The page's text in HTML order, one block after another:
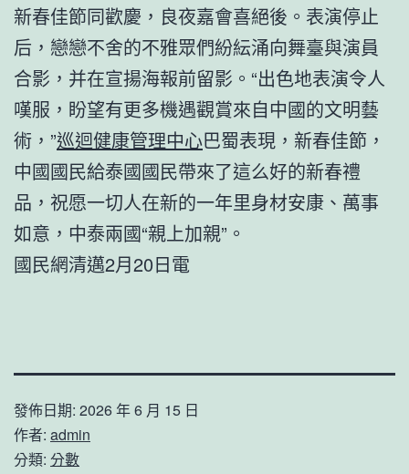
新春佳節同歡慶，良夜嘉會喜絕後。表演停止
后，戀戀不舍的不雅眾們紛紜涌向舞臺與演員
合影，并在宣揚海報前留影。“出色地表演令人
嘆服，盼望有更多機遇觀賞來自中國的文明藝
術，”巡迴健康管理中心巴蜀表現，新春佳節，
中國國民給泰國國民帶來了這么好的新春禮
品，祝愿一切人在新的一年里身材安康、萬事
如意，中泰兩國“親上加親”。
國民網清邁2月20日電
發佈日期: 2026 年 6 月 15 日
作者: admin
分類: 分數